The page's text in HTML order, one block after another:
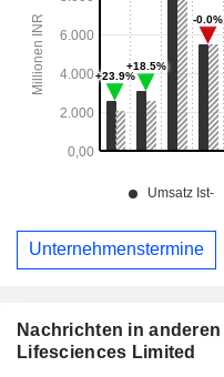
Nachrichten in
Lifesciences Limited
Unternehmenstermine